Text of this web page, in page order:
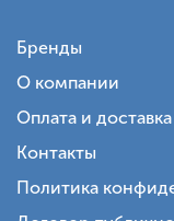
Бренды
О компании
Оплата и доставка
Контакты
Политика